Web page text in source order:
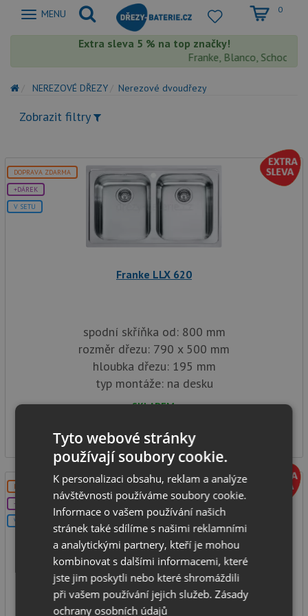
Zobrazit
MENU 0
Extra sleva 5 % na top značky!
Franke, Blanco, Schock,
NEREZOVÉ DŘEZY Nerezové dvoudřezy
Zobrazit filtry
DOPRAVA ZDARMA
+DÁREK
V SETU
Franke LLX 620
spodní skříňka od: 800 mm
rozměr dřezu: 790 x 500 mm
hloubka dřezu: 195 mm
typ montáže: na desku
SKLADEM
6 319 Kč
DOPRAVA ZDARMA
+DÁREK
V SETU
Franke NEX 620
Tyto webové stránky
používají soubory cookie.
K personalizaci obsahu, reklam a analýze
návštěvnosti používáme soubory cookie.
Informace o vašem používání našich
stránek také sdílíme s našimi reklamními
a analytickými partnery, kteří je mohou
kombinovat s dalšími informacemi, které
jste jim poskytli nebo které shromáždili
při vašem používání jejich služeb.Zásady
ochrany osobních údajů